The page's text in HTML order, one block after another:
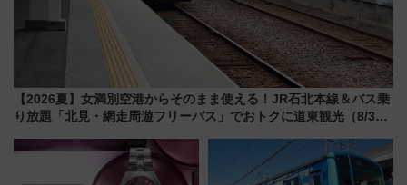
【2026夏】女満別空港からそのまま使える！JR石北本線＆バス乗
り放題「北見・網走周遊フリーパス」でおトクに道東観光（8/3発